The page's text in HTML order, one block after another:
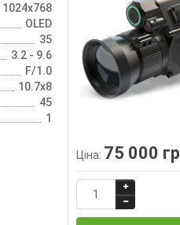
1024x768
OLED
35
3.2 - 9.6
F/1.0
10.7x8
45
1
Ціна: 75 000